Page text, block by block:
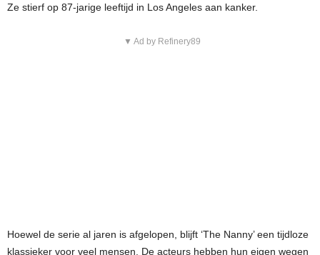
Ze stierf op 87-jarige leeftijd in Los Angeles aan kanker.
▼ Ad by Refinery89
Hoewel de serie al jaren is afgelopen, blijft ‘The Nanny’ een tijdloze
klassieker voor veel mensen. De acteurs hebben hun eigen wegen